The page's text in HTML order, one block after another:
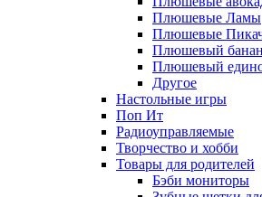
Плюшевые Ламы
Плюшевые
Плюшевый банан
Плюшевый
Другое
Настольные игры
Поп Ит
Радиоуправляемые
Творчество и хобби
Товары для родителей
Бэби мониторы